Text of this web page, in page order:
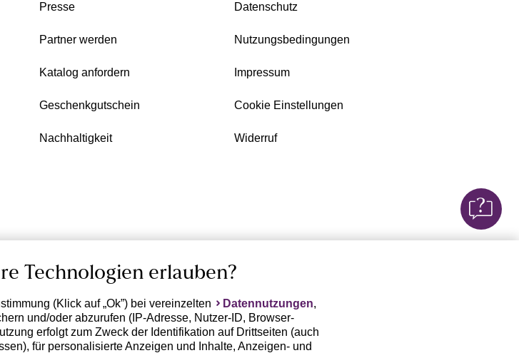
Presse
Partner werden
Katalog anfordern
Geschenkgutschein
Nachhaltigkeit
Datenschutz
Nutzungsbedingungen
Impressum
Cookie Einstellungen
Widerruf
Technologien erlauben?
(Klick auf „Ok”) bei vereinzelten Datennutzungen,
und/oder abzurufen (IP-Adresse, Nutzer-ID, Browser-
erfolgt zum Zweck der Identifikation auf Drittseiten (auch
für personalisierte Anzeigen und Inhalte, Anzeigen- und